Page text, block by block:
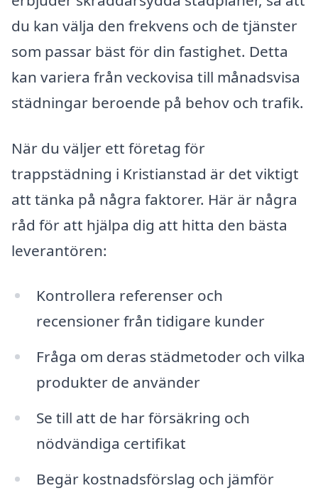
du kan välja den frekvens och de tjänster
som passar bäst för din fastighet. Detta
kan variera från veckovisa till månadsvisa
städningar beroende på behov och trafik.
När du väljer ett företag för
trappstädning i Kristianstad är det viktigt
att tänka på några faktorer. Här är några
råd för att hjälpa dig att hitta den bästa
leverantören:
Kontrollera referenser och
recensioner från tidigare kunder
Fråga om deras städmetoder och vilka
produkter de använder
Se till att de har försäkring och
nödvändiga certifikat
Begär kostnadsförslag och jämför